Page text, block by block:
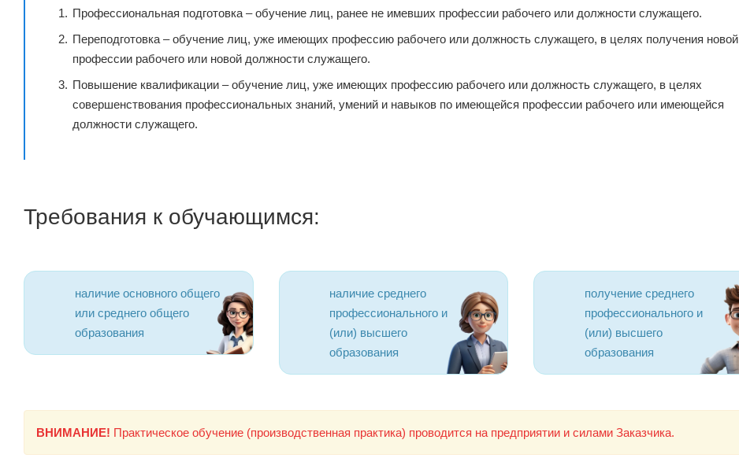
Профессиональная подготовка – обучение лиц, ранее не имевших профессии рабочего или должности служащего.
Переподготовка – обучение лиц, уже имеющих профессию рабочего или должность служащего, в целях получения новой
профессии рабочего или новой должности служащего.
Повышение квалификации – обучение лиц, уже имеющих профессию рабочего или должность служащего, в целях
совершенствования профессиональных знаний, умений и навыков по имеющейся профессии рабочего или имеющейся
должности служащего.
Требования к обучающимся:
наличие основного общего
или среднего общего
образования
наличие среднего
профессионального и
(или) высшего
образования
получение среднего
профессионального и
(или) высшего
образования
ВНИМАНИЕ! Практическое обучение (производственная практика) проводится на предприятии и силами Заказчика.